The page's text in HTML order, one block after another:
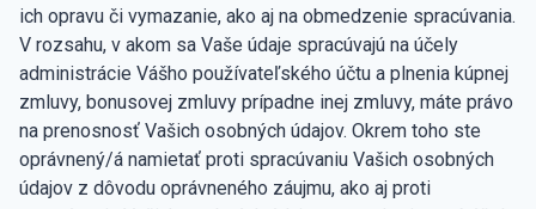
ich opravu či vymazanie, ako aj na obmedzenie spracúvania.
V rozsahu, v akom sa Vaše údaje spracúvajú na účely
administrácie Vášho používateľského účtu a plnenia kúpnej
zmluvy, bonusovej zmluvy prípadne inej zmluvy, máte právo
na prenosnosť Vašich osobných údajov. Okrem toho ste
oprávnený/á namietať proti spracúvaniu Vašich osobných
údajov z dôvodu oprávneného záujmu, ako aj proti